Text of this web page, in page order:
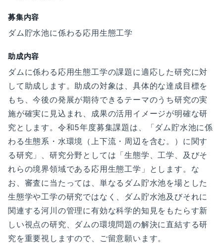
募集内容
ダム貯水池に係わる応用生態工学
助成内容
ダムに係わる応用生態工学の課題に適応した研究に対
して助成します。助成の対象は、具体的な達成目標を
もち、今後の発展が期待できるテーマのうち研究の実
施が確実に見込まれ、成果の活用イメージが明確な研
究とします。令和5年度募集課題は、「ダム貯水池に係
わる生態系・水環境（上下流・周辺を含む。）に関す
る研究」、研究分野としては「生態学、工学、及びそ
れらの境界領域である応用生態工学」とします。な
お、審査に当たっては、単なるダム貯水池を場とした
生態学や工学の研究ではなく、ダム貯水池及びそれに
関連する河川の管理に有効な科学的知見をもたらす新
しい視点の研究、ダムの環境問題の解決に直結する研
究を重要視しますので、ご留意願います。